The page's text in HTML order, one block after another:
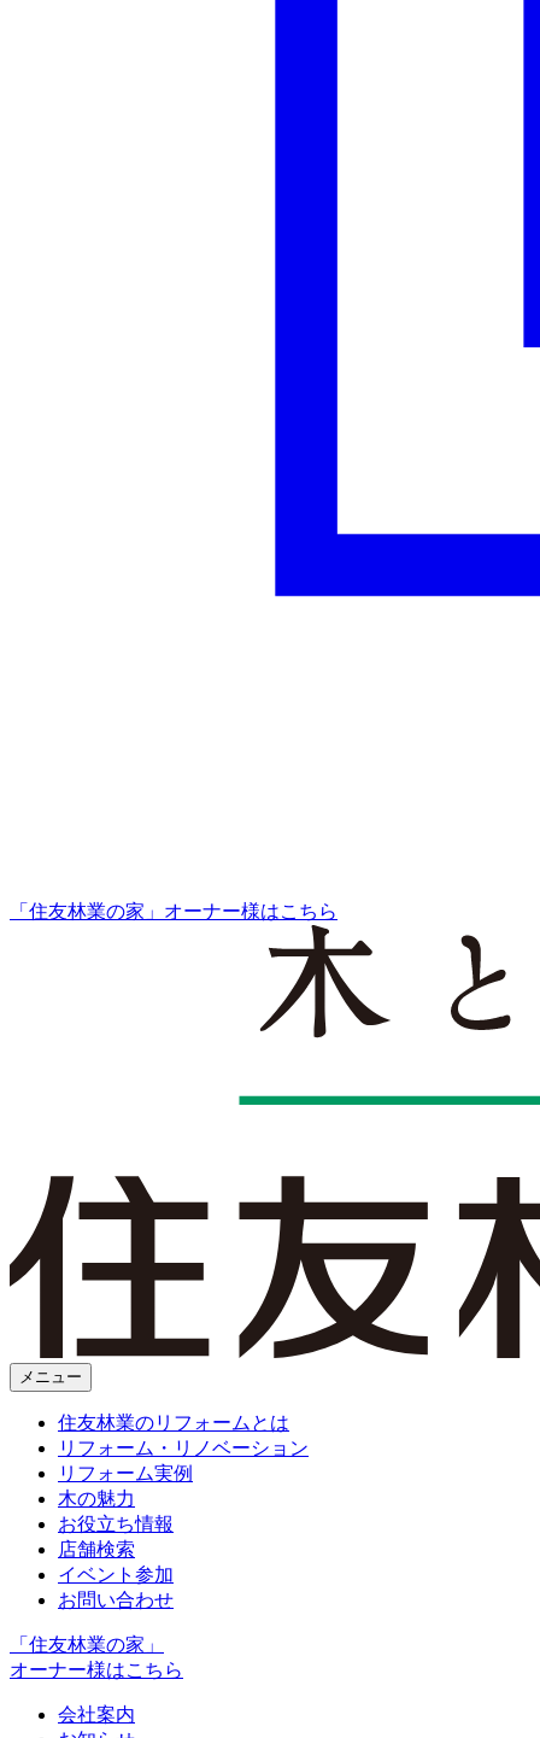
「住友林業の家」オーナー様はこちら
メニュー
住友林業のリフォームとは
リフォーム・リノベーション
リフォーム実例
木の魅力
お役立ち情報
店舗検索
イベント参加
お問い合わせ
「住友林業の家」
オーナー様はこちら
会社案内